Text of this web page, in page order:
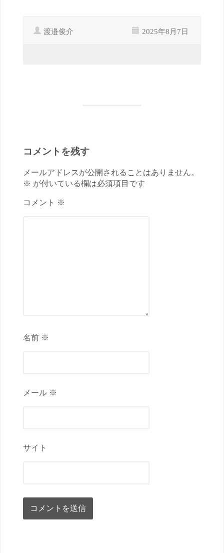
渡邉俊介 2025年8月7日
コメントを残す
メールアドレスが公開されることはありません。
※ が付いている欄は必須項目です
コメント ※
名前 ※
メール ※
サイト